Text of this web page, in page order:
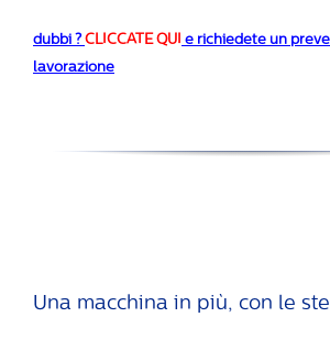
dubbi ?CLICCATE QUI e richiedete un
lavorazione
Una macchina in più, con le